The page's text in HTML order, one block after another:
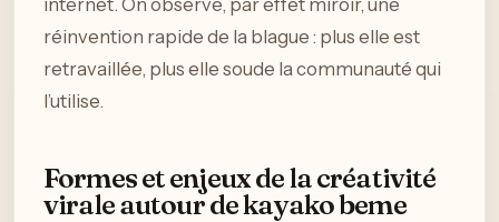
réinvention rapide de la blague : plus elle est
retravaillée, plus elle soude la communauté qui
l’utilise.
Formes et enjeux de la créativité
virale autour de kayako beme